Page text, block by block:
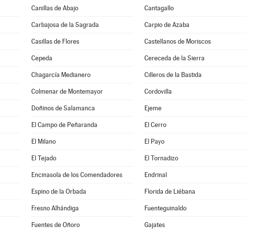
Canillas de Abajo Cantagallo
Carbajosa de la Sagrada Carpio de Azaba
Casillas de Flores Castellanos de Moriscos
Cepeda Cereceda de la Sierra
Chagarcía Medianero Cilleros de la Bastida
Colmenar de Montemayor Cordovilla
Doñinos de Salamanca Ejeme
El Campo de Peñaranda El Cerro
El Milano El Payo
El Tejado El Tornadizo
Encinasola de los Comendadores Endrinal
Espino de la Orbada Florida de Liébana
Fresno Alhándiga Fuenteguinaldo
Fuentes de Oñoro Gajates